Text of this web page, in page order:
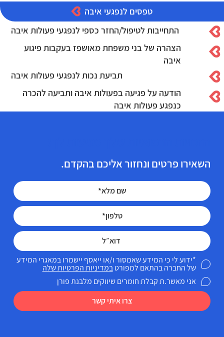
טפסים לנפגעי איבה
התחייבות לטיפול/החזר כספי לנפגעי פעולות איבה
הצהרה של בני משפחת מאושפז בעקבות פיגוע
איבה
תביעת נכות לנפגעי פעולות איבה
הודעה על פגיעה בפעולות איבה ותביעה להכרה
כנפגע פעולות איבה
השאירו פרטים ונחזור אליכם בהקדם.
צרו איתי קשר
*ידוע לי כי המידע שאמסור ו/או ייאסף יישמרו במאגרי המידע
של החברה בהתאם למפורטבמדיניות הפרטיות שלה
אני מאשר.ת קבלת חומרים שיווקים מלבנת פורן